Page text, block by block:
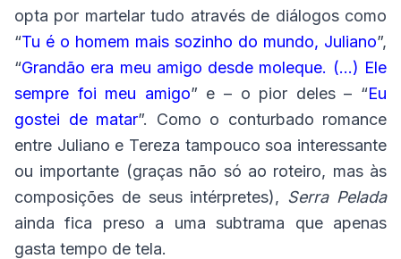
opta por martelar tudo através de diálogos como
“Tu é o homem mais sozinho do mundo, Juliano”,
“Grandão era meu amigo desde moleque. (...) Ele
sempre foi meu amigo” e – o pior deles – “Eu
gostei de matar”. Como o conturbado romance
entre Juliano e Tereza tampouco soa interessante
ou importante (graças não só ao roteiro, mas às
composições de seus intérpretes), Serra Pelada
ainda fica preso a uma subtrama que apenas
gasta tempo de tela.